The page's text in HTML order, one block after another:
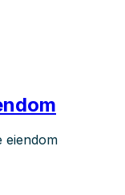
eiendom